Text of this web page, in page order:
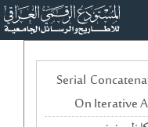
Serial
On Iterative